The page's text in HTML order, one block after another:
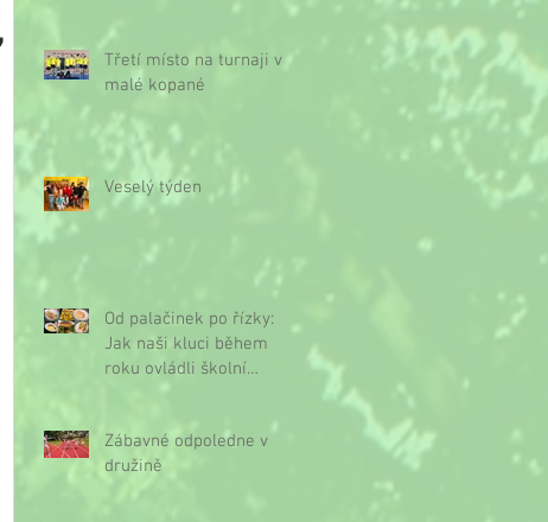
Třetí místo na turnaji v
malé kopané
Veselý týden
Od palačinek po řízky:
Jak naši kluci během
roku ovládli školní
kuchyňku
Zábavné odpoledne v
družině